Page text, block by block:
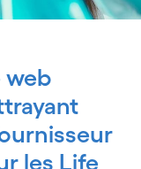
web
les Life